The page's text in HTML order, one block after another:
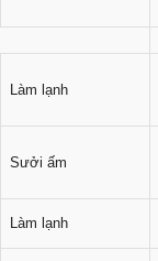
Làm lạnh
Sưởi ấm
Làm lạnh